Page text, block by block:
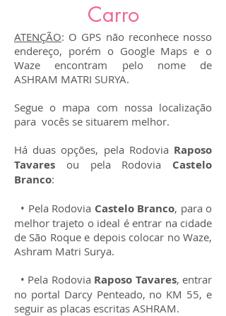
Carro
ATENÇÃO: O GPS não reconhece nosso
endereço, porém o Google Maps e o
Waze encontram pelo nome de
ASHRAM MATRI SURYA.
Segue o mapa com nossa localização
para vocês se situarem melhor.
Há duas opções, pela Rodovia Raposo
Tavares ou pela Rodovia Castelo
Branco:
• Pela Rodovia Castelo Branco, para o
melhor trajeto o ideal é entrar na cidade
de São Roque e depois colocar no Waze,
Ashram Matri Surya.
• Pela Rodovia Raposo Tavares, entrar
no portal Darcy Penteado, no KM 55, e
seguir as placas escritas ASHRAM.